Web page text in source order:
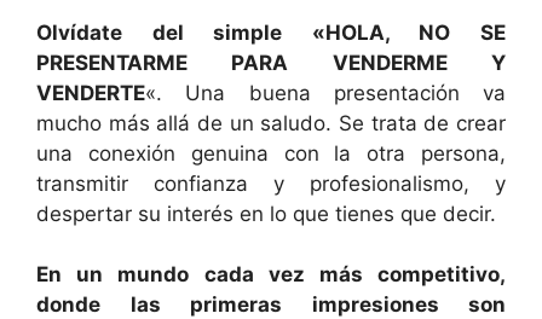
Olvídate del simple «HOLA, NO SE
PRESENTARME PARA VENDERME Y
VENDERTE«. Una buena presentación va
mucho más allá de un saludo. Se trata de crear
una conexión genuina con la otra persona,
transmitir confianza y profesionalismo, y
despertar su interés en lo que tienes que decir.
En un mundo cada vez más competitivo,
donde las primeras impresiones son